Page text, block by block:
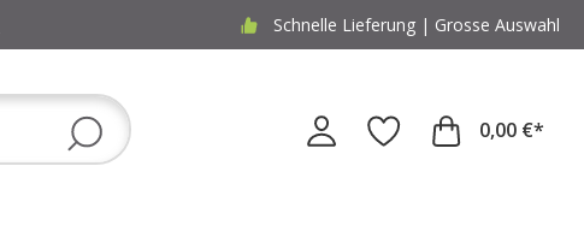
Schnelle Lieferung | Grosse Auswahl
0,00 €*